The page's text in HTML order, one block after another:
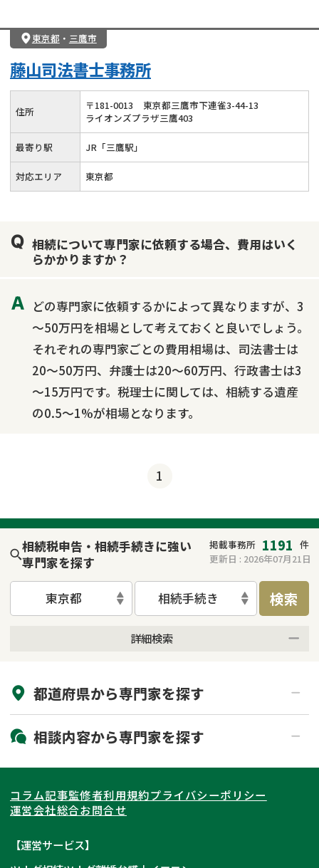
東京都 ・ 三鷹市
藤山司法書士事務所
住所 〒181-0013
東京都三鷹市下連雀3-44-13
ライオンズプラザ三鷹403
最寄り駅 JR「三鷹駅」
対応エリア 東京都
相続について専門家に依頼する場合、費用はいく
らかかりますか？
どの専門家に依頼するかによって異なりますが、3
～50万円を相場として考えておくと良いでしょう。
それぞれの専門家ごとの費用相場は、司法書士は
20～50万円、弁護士は20～60万円、行政書士は3
～15万円です。税理士に関しては、相続する遺産
の0.5～1%が相場となります。
1
相続税申告・相続手続きに強い
専門家を探す
掲載事務所 1191 件
更新日 : 2026年07月21日
東京都 相続手続き 検索
詳細検索
初回相談無料
土日祝の相談可能
都道府県から専門家を探す
北海道・東北
北海道 青森県
岩手県 宮城県
秋田県
関東
東京都 神奈川県
埼玉県
東海
愛知県
関西
相談内容から専門家を探す
相続登記
遺産分割
相続手続き
コラム記事監修者利用規約プライバシーポリシー
運営会社総合お問合せ
【運営サービス】